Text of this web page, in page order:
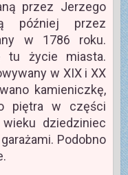
przez Jerzego
później przez
w 1786 roku.
tu życie miasta.
w XIX i XX
kamieniczkę,
piętra w części
dziedziniec
Podobno